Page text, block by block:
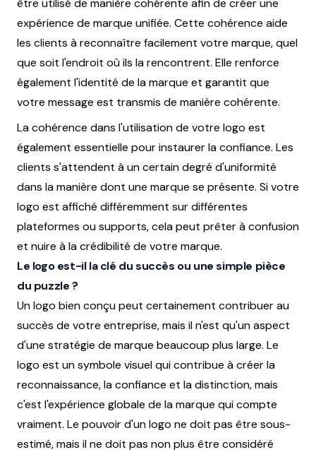
expérience de marque unifiée. Cette cohérence aide
les clients à reconnaître facilement votre marque, quel
que soit l'endroit où ils la rencontrent. Elle renforce
également l'identité de la marque et garantit que
votre message est transmis de manière cohérente.
La cohérence dans l'utilisation de votre logo est
également essentielle pour instaurer la confiance. Les
clients s'attendent à un certain degré d'uniformité
dans la manière dont une marque se présente. Si votre
logo est affiché différemment sur différentes
plateformes ou supports, cela peut prêter à confusion
et nuire à la crédibilité de votre marque.
Le logo est-il la clé du succès ou une simple pièce
du puzzle ?
Un logo bien conçu peut certainement contribuer au
succès de votre entreprise, mais il n'est qu'un aspect
d'une stratégie de marque beaucoup plus large. Le
logo est un symbole visuel qui contribue à créer la
reconnaissance, la confiance et la distinction, mais
c'est l'expérience globale de la marque qui compte
vraiment. Le pouvoir d'un logo ne doit pas être sous-
estimé, mais il ne doit pas non plus être considéré